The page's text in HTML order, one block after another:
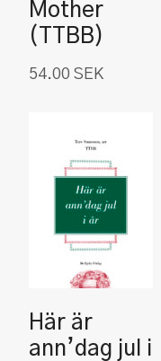
Mother
(TTBB)
54.00 SEK
Här är
ann’dag jul i